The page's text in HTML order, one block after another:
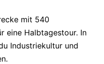
mit 540
eine Halbtagestour. In
Industriekultur und